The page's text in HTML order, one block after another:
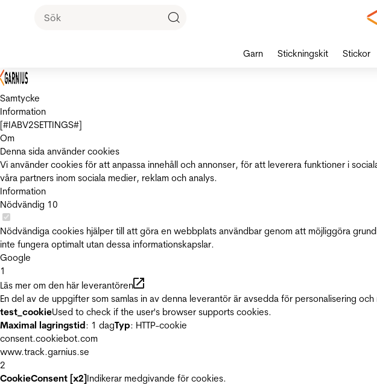
Samtycke
Information
[#IABV2SETTINGS#]
Om
Denna sida använder cookies
Vi använder cookies för att anpassa innehåll och annonser, för att leverera funktioner i
våra partners inom sociala medier, reklam och analys.
Information
Nödvändig 10
Nödvändiga cookies hjälper till att göra en webbplats användbar genom att möjliggöra
inte fungera optimalt utan dessa informationskapslar.
Google
1
Läs mer om den här leverantören
En del av de uppgifter som samlas in av denna leverantör är avsedda för personalisering
test_cookieUsed to check if the user's browser supports cookies.
Maximal lagringstid: 1 dagTyp: HTTP-cookie
consent.cookiebot.com
www.track.garnius.se
2
CookieConsent [x2]Indikerar medgivande för cookies.
Garn Stickningskit Stickor